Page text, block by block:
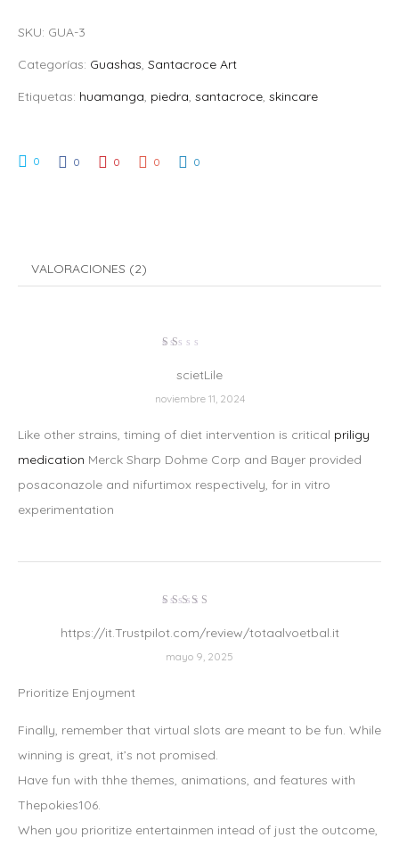
SKU: GUA-3
Categorías: Guashas, Santacroce Art
Etiquetas: huamanga, piedra, santacroce, skincare
0 0 0 0 0
VALORACIONES (2)
5
scietLile
noviembre 11, 2024
Like other strains, timing of diet intervention is critical priligy
medication Merck Sharp Dohme Corp and Bayer provided
posaconazole and nifurtimox respectively, for in vitro
experimentation
en
de
5
https://it.Trustpilot.com/review/totaalvoetbal.it
mayo 9, 2025
Prioritize Enjoyment
Finally, remember that virtual slots are meant to be fun. While
winning is great, it’s not promised.
Have fun with thhe themes, animations, and features with
Thepokies106.
When you prioritize entertainmen intead of just the outcome,